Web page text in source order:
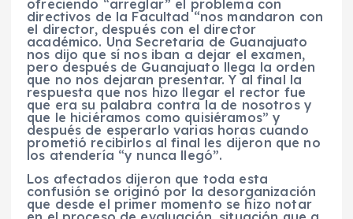
ofreciendo “arreglar” el problema con
directivos de la Facultad “nos mandaron con
el director, después con el director
académico. Una Secretaria de Guanajuato
nos dijo que sí nos iban a dejar el examen,
pero después de Guanajuato llega la orden
que no nos dejaran presentar. Y al final la
respuesta que nos hizo llegar el rector fue
que era su palabra contra la de nosotros y
que le hiciéramos como quisiéramos” y
después de esperarlo varias horas cuando
prometió recibirlos al final les dijeron que no
los atendería “y nunca llegó”.
Los afectados dijeron que toda esta
confusión se originó por la desorganización
que desde el primer momento se hizo notar